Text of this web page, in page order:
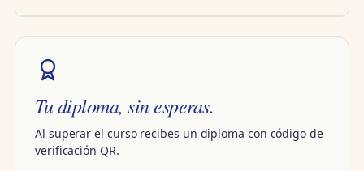
Tu diploma, sin esperas.
Al superar el curso recibes un diploma con código de
verificación QR.